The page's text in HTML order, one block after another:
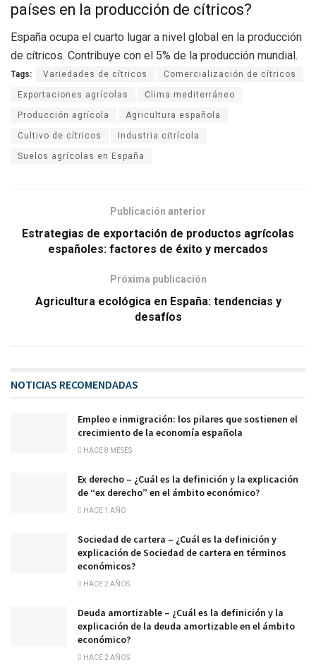
países en la producción de cítricos?
España ocupa el cuarto lugar a nivel global en la producción
de cítricos. Contribuye con el 5% de la producción mundial.
Tags: Variedades de cítricos Comercialización de cítricos
Exportaciones agrícolas Clima mediterráneo
Producción agrícola Agricultura española
Cultivo de cítricos Industria citrícola
Suelos agrícolas en España
Publicación anterior
Estrategias de exportación de productos agrícolas
españoles: factores de éxito y mercados
Próxima publicación
Agricultura ecológica en España: tendencias y
desafíos
NOTICIAS RECOMENDADAS
Empleo e inmigración: los pilares que sostienen el
crecimiento de la economía española
HACE 8 MESES
Ex derecho – ¿Cuál es la definición y la explicación
de “ex derecho” en el ámbito económico?
HACE 1 AÑO
Sociedad de cartera – ¿Cuál es la definición y
explicación de Sociedad de cartera en términos
económicos?
HACE 2 AÑOS
Deuda amortizable – ¿Cuál es la definición y la
explicación de la deuda amortizable en el ámbito
económico?
HACE 2 AÑOS